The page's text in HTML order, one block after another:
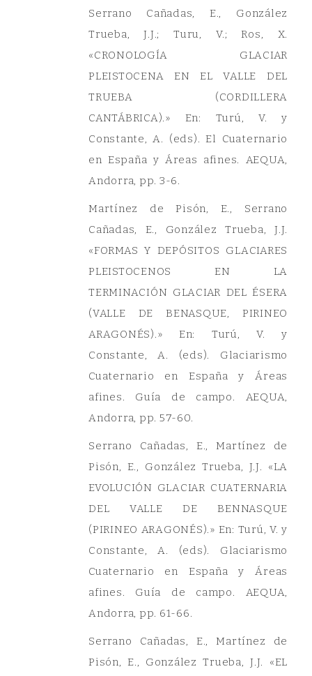
Serrano Cañadas, E., González
Trueba, J.J.; Turu, V.; Ros, X.
«CRONOLOGÍA GLACIAR
PLEISTOCENA EN EL VALLE DEL
TRUEBA (CORDILLERA
CANTÁBRICA).» En: Turú, V. y
Constante, A. (eds). El Cuaternario
en España y Áreas afines. AEQUA,
Andorra, pp. 3-6.
Martínez de Pisón, E., Serrano
Cañadas, E., González Trueba, J.J.
«FORMAS Y DEPÓSITOS GLACIARES
PLEISTOCENOS EN LA
TERMINACIÓN GLACIAR DEL ÉSERA
(VALLE DE BENASQUE, PIRINEO
ARAGONÉS).» En: Turú, V. y
Constante, A. (eds). Glaciarismo
Cuaternario en España y Áreas
afines. Guía de campo. AEQUA,
Andorra, pp. 57-60.
Serrano Cañadas, E., Martínez de
Pisón, E., González Trueba, J.J. «LA
EVOLUCIÓN GLACIAR CUATERNARIA
DEL VALLE DE BENNASQUE
(PIRINEO ARAGONÉS).» En: Turú, V. y
Constante, A. (eds). Glaciarismo
Cuaternario en España y Áreas
afines. Guía de campo. AEQUA,
Andorra, pp. 61-66.
Serrano Cañadas, E., Martínez de
Pisón, E., González Trueba, J.J. «EL